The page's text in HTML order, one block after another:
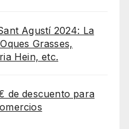
Agustí 2024: La
Grasses,
Hein, etc.
de descuento para